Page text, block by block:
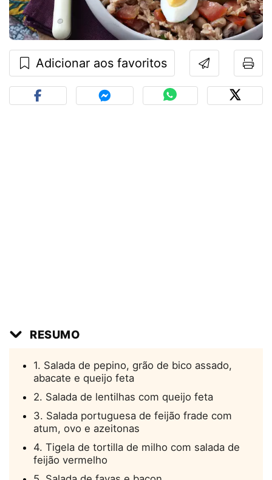
Adicionar aos favoritos
RESUMO
1. Salada de pepino, grão de bico assado,
abacate e queijo feta
2. Salada de lentilhas com queijo feta
3. Salada portuguesa de feijão frade com
atum, ovo e azeitonas
4. Tigela de tortilla de milho com salada de
feijão vermelho